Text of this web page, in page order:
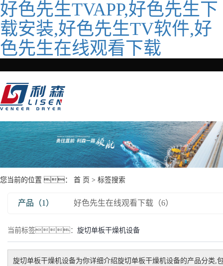
好色先生TVAPP,好色先生下
载安装,好色先生TV软件,好
色先生在线观看下载
您当前的位置 ： 首 页 > 标签搜索
产品（1） 好色先生在线观看下载（6）
当前标签： 旋切单板干燥机设备
旋切单板干燥机设备为你详细介绍旋切单板干燥机设备的产品分类,